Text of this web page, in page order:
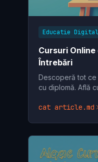
Educatie
Cursuri Online
Întrebări
Descoperă tot ce
cu diplomă. Află
cat article.md